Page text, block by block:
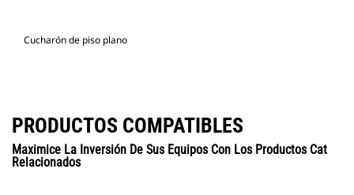
Cucharón de piso plano
PRODUCTOS COMPATIBLES
Maximice La Inversión De Sus Equipos Con Los Productos Cat
Relacionados